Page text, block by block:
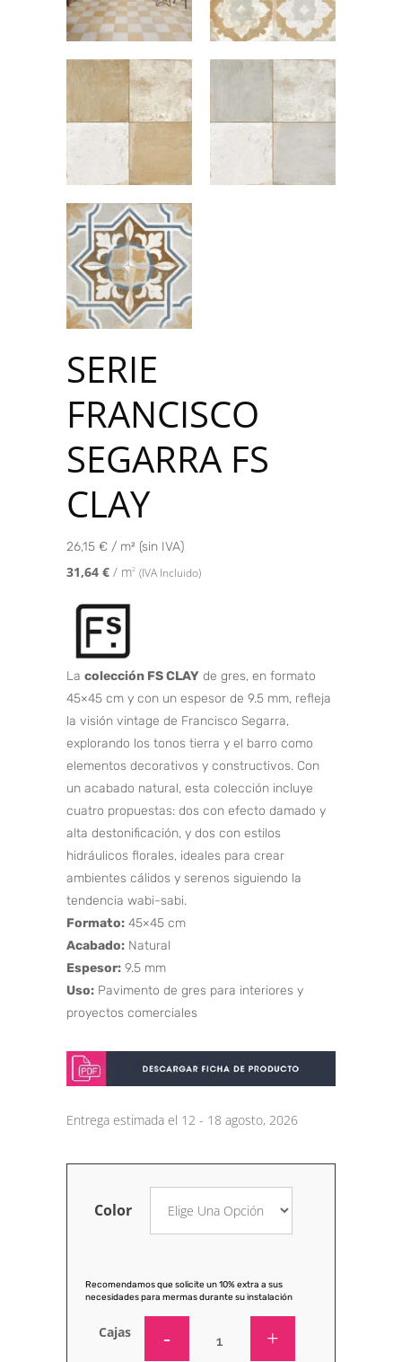
SERIE
FRANCISCO
SEGARRA FS
CLAY
26,15 € / m² (sin IVA)
31,64 € / m2 (IVA Incluido)
La colección FS CLAY de gres, en formato
45×45 cm y con un espesor de 9.5 mm, refleja
la visión vintage de Francisco Segarra,
explorando los tonos tierra y el barro como
elementos decorativos y constructivos. Con
un acabado natural, esta colección incluye
cuatro propuestas: dos con efecto damado y
alta destonificación, y dos con estilos
hidráulicos florales, ideales para crear
ambientes cálidos y serenos siguiendo la
tendencia wabi-sabi.
Formato: 45×45 cm
Acabado: Natural
Espesor: 9.5 mm
Uso: Pavimento de gres para interiores y
proyectos comerciales
Entrega estimada el 12 - 18 agosto, 2026
Color
Recomendamos que solicite un 10% extra a sus
necesidades para mermas durante su instalación
Cajas